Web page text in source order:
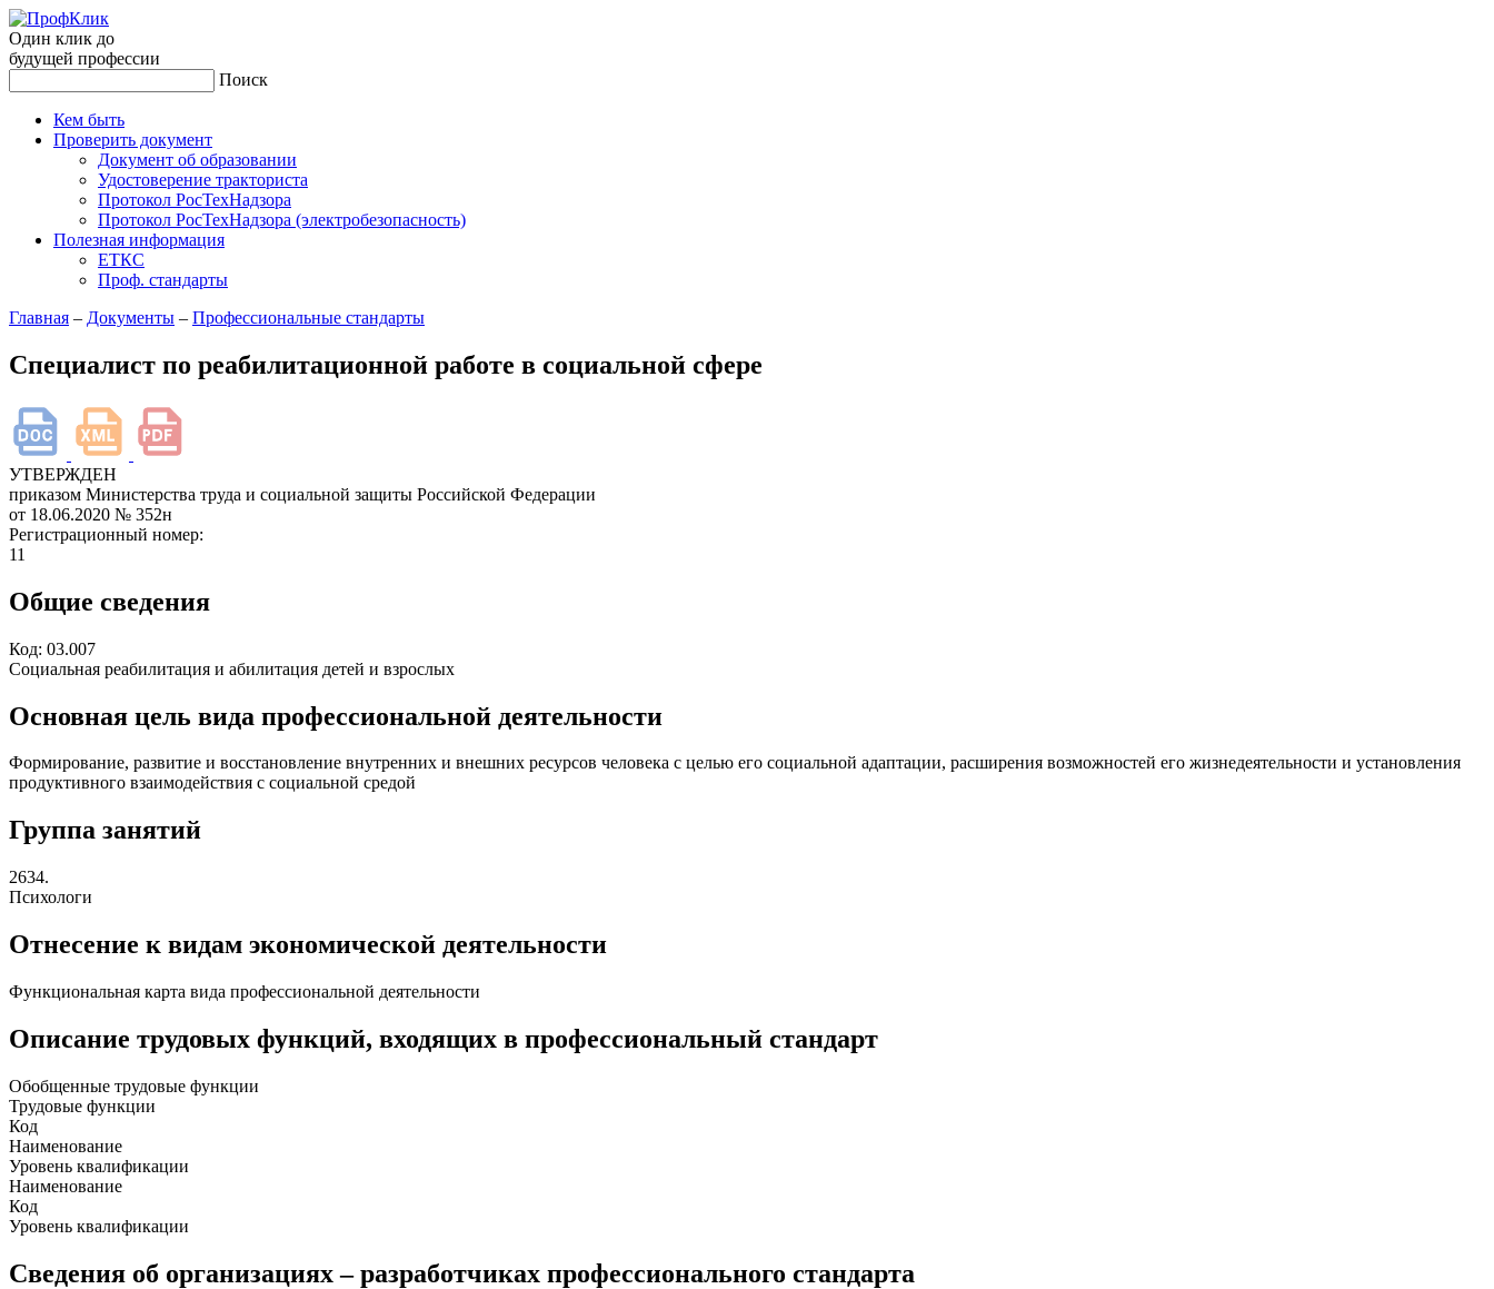
Один клик до
будущей профессии
Поиск
Кем быть
Проверить документ
Документ об образовании
Удостоверение тракториста
Протокол РосТехНадзора
Протокол РосТехНадзора (электробезопасность)
Полезная информация
ЕТКС
Проф. стандарты
Главная – Документы – Профессиональные стандарты
Специалист по реабилитационной работе в социальной сфере
УТВЕРЖДЕН
приказом Министерства труда и социальной защиты Российской Федерации
от 18.06.2020 № 352н
Регистрационный номер:
11
Общие сведения
Код: 03.007
Социальная реабилитация и абилитация детей и взрослых
Основная цель вида профессиональной деятельности
Формирование, развитие и восстановление внутренних и внешних ресурсов человека с целью его социальной адаптации, расширения возможностей его жизнедеятельности и установления
продуктивного взаимодействия с социальной средой
Группа занятий
2634.
Психологи
Отнесение к видам экономической деятельности
Функциональная карта вида профессиональной деятельности
Описание трудовых функций, входящих в профессиональный стандарт
Обобщенные трудовые функции
Трудовые функции
Код
Наименование
Уровень квалификации
Наименование
Код
Уровень квалификации
Сведения об организациях – разработчиках профессионального стандарта